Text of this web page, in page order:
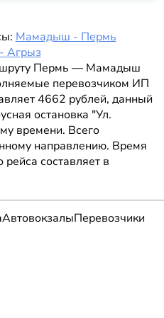
Мамадыш - Пермь
Агрыз
Пермь — Мамадыш
перевозчиком ИП
4662 рублей, данный
остановка "Ул.
времени. Всего
направлению. Время
рейса составляет в
АвтовокзалыПеревозчики